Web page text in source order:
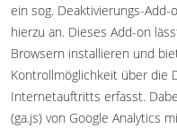
ein sog. Deaktivierungs-
hierzu an. Dieses Add-on
Browsern installieren und
Kontrollmöglichkeit über die
Internetauftritts erfasst.
(ga.js) von Google Analytics